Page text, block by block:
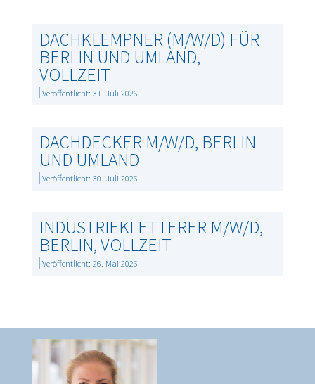
DACHKLEMPNER (M/W/D) FÜR
BERLIN UND UMLAND,
VOLLZEIT
Veröffentlicht: 31. Juli 2026
DACHDECKER M/W/D, BERLIN
UND UMLAND
Veröffentlicht: 30. Juli 2026
INDUSTRIEKLETTERER M/W/D,
BERLIN, VOLLZEIT
Veröffentlicht: 26. Mai 2026